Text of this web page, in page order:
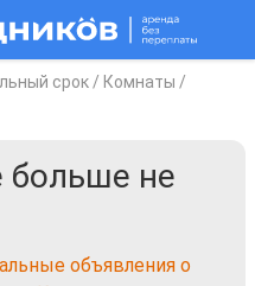
срок / Комнаты /
больше не
объявления о